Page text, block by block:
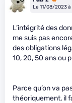
Le 11/08/2023 à
L’intégrité des
me suis pas
des obligations
10, 20, 50 ans ou
Parce qu’on va
théoriquement, il